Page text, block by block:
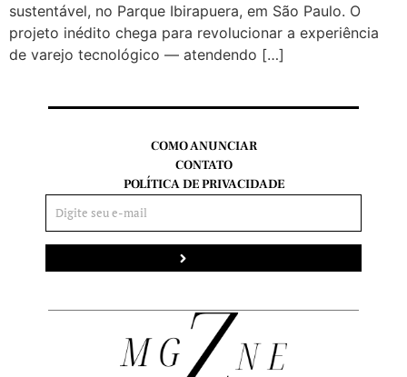
sustentável, no Parque Ibirapuera, em São Paulo. O
projeto inédito chega para revolucionar a experiência
de varejo tecnológico — atendendo […]
COMO ANUNCIAR
CONTATO
POLÍTICA DE PRIVACIDADE